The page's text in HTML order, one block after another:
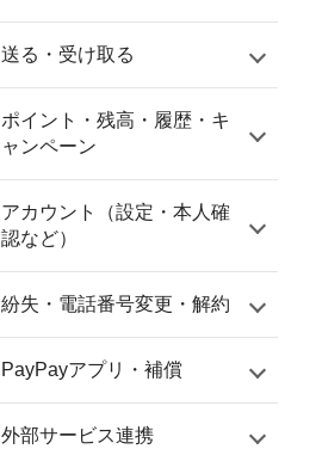
送る・受け取る
ポイント・残高・履歴・キ
ャンペーン
アカウント（設定・本人確
認など）
紛失・電話番号変更・解約
PayPayアプリ・補償
外部サービス連携